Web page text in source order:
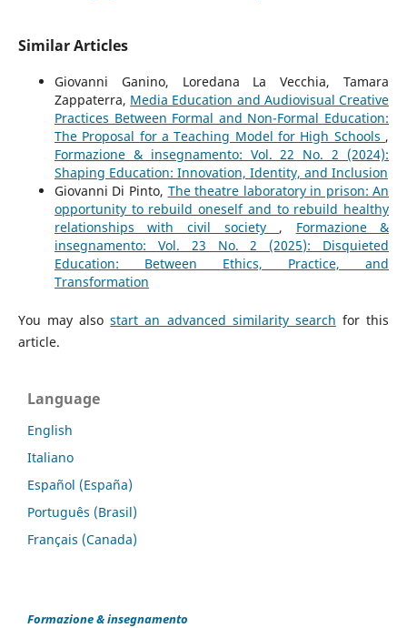
Similar Articles
Giovanni Ganino, Loredana La Vecchia, Tamara
Zappaterra, Media Education and Audiovisual Creative
Practices Between Formal and Non-Formal Education:
The Proposal for a Teaching Model for High Schools ,
Formazione & insegnamento: Vol. 22 No. 2 (2024):
Shaping Education: Innovation, Identity, and Inclusion
Giovanni Di Pinto, The theatre laboratory in prison: An
opportunity to rebuild oneself and to rebuild healthy
relationships with civil society , Formazione &
insegnamento: Vol. 23 No. 2 (2025): Disquieted
Education: Between Ethics, Practice, and
Transformation
You may alsostart an advanced similarity search for this
article.
Language
English
Italiano
Español (España)
Português (Brasil)
Français (Canada)
Formazione & insegnamento